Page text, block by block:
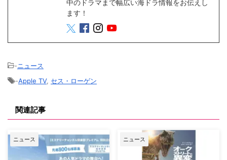
中のドラマまで幅広い海ドラ情報をお伝えし
ます！
-ニュース
-Apple TV, セス・ローゲン
関連記事
ニュース ニュース